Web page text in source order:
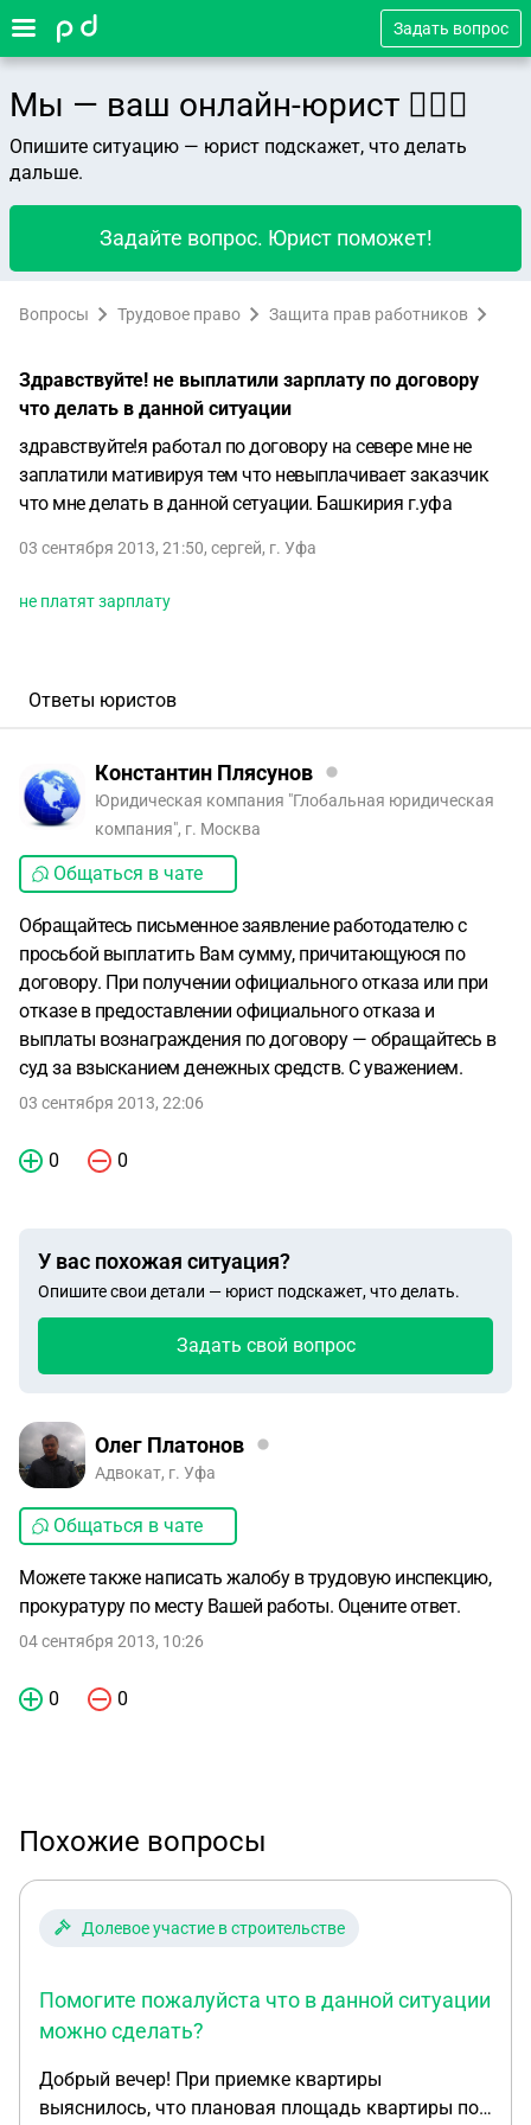
Задать вопрос
Мы — ваш онлайн-юрист 👨🏻‍⚖️
Опишите ситуацию — юрист подскажет, что делать
дальше.
Задайте вопрос. Юрист поможет!
Вопросы Трудовое право Защита прав работников
Здравствуйте! не выплатили зарплату по договору
что делать в данной ситуации
здравствуйте!я работал по договору на севере мне не
заплатили мативируя тем что невыплачивает заказчик
что мне делать в данной сетуации. Башкирия г.уфа
03 сентября 2013, 21:50, сергей, г. Уфа
не платят зарплату
Ответы юристов
Константин Плясунов
Юридическая компания "Глобальная юридическая
компания", г. Москва
Общаться в чате
Обращайтесь письменное заявление работодателю с
просьбой выплатить Вам сумму, причитающуюся по
договору. При получении официального отказа или при
отказе в предоставлении официального отказа и
выплаты вознаграждения по договору — обращайтесь в
суд за взысканием денежных средств. С уважением.
03 сентября 2013, 22:06
0 0
У вас похожая ситуация?
Опишите свои детали — юрист подскажет, что делать.
Задать свой вопрос
Олег Платонов
Адвокат, г. Уфа
Общаться в чате
Можете также написать жалобу в трудовую инспекцию,
прокуратуру по месту Вашей работы. Оцените ответ.
04 сентября 2013, 10:26
0 0
Похожие вопросы
Долевое участие в строительстве
Помогите пожалуйста что в данной ситуации
можно сделать?
Добрый вечер! При приемке квартиры
выяснилось, что плановая площадь квартиры по